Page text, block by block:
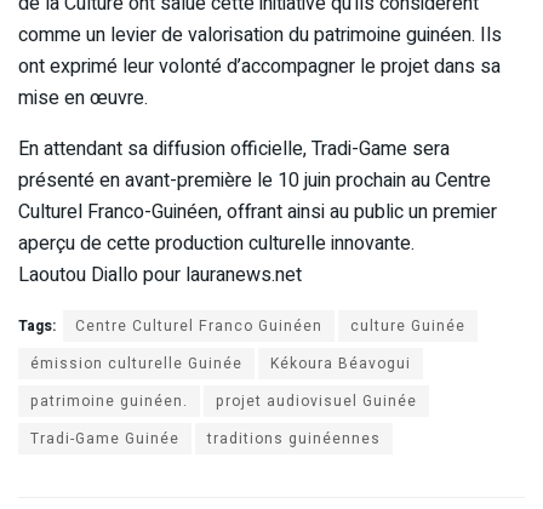
comme un levier de valorisation du patrimoine guinéen. Ils
ont exprimé leur volonté d’accompagner le projet dans sa
mise en œuvre.
En attendant sa diffusion officielle, Tradi-Game sera
présenté en avant-première le 10 juin prochain au Centre
Culturel Franco-Guinéen, offrant ainsi au public un premier
aperçu de cette production culturelle innovante.
Laoutou Diallo pour lauranews.net
Tags: Centre Culturel Franco Guinéen
culture Guinée
émission culturelle Guinée
Kékoura Béavogui
patrimoine guinéen.
projet audiovisuel Guinée
Tradi-Game Guinée
traditions guinéennes